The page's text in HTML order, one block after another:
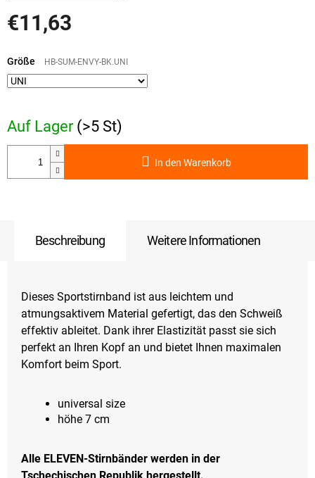
€11,63
Auf Lager (>5 St)
Größe HB-SUM-ENVY-BK.UNI
In den Warenkorb
Beschreibung Weitere Informationen
Dieses Sportstirnband ist aus leichtem und
atmungsaktivem Material gefertigt, das den Schweiß
effektiv ableitet. Dank ihrer Elastizität passt sie sich
perfekt an Ihren Kopf an und bietet Ihnen maximalen
Komfort beim Sport.
universal size
höhe 7 cm
Alle ELEVEN-Stirnbänder werden in der